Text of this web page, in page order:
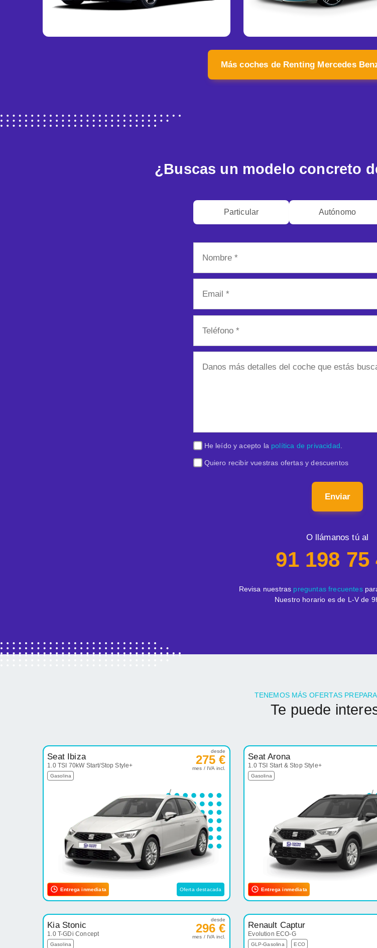
Más coches de Renting Mercedes
¿Buscas un modelo concreto
Particular Autónomo
He leído y acepto la política de privacidad.
Quiero recibir vuestras ofertas y descuentos
Enviar
O llámanos tú al
91 198 75
Revisa nuestras preguntas frecuentes
Nuestro horario es de L-V de
TENEMOS MÁS OFERTAS
Te puede
Seat Ibiza
1.0 TSI 70kW Start/Stop Style+
Gasolina
desde
275 €
mes / IVA incl.
Entrega inmediata Oferta destacada
Seat Arona
1.0 TSI Start & Stop Style+
Gasolina
Entrega inmediata
Kia Stonic
1.0 T-GDi Concept
Gasolina
desde
296 €
mes / IVA incl.
Renault Captur
Evolution ECO-G
GLP-Gasolina ECO